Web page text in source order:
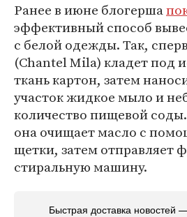
Ранее в июне блогерша
эффективный способ
с белой одежды. Так,
(Chantel Mila) кладет под
ткань картон, затем
участок жидкое мыло и
количество пищевой
она очищает масло с
щетки, затем отправляет
стиральную машину.
Быстрая доставка новостей